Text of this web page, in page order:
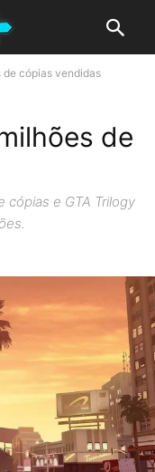
de cópias vendidas
de
cópias e GTA Trilogy